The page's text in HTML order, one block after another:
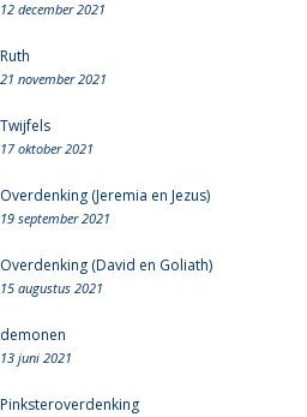
12 december 2021
Ruth
21 november 2021
Twijfels
17 oktober 2021
Overdenking (Jeremia en Jezus)
19 september 2021
Overdenking (David en Goliath)
15 augustus 2021
demonen
13 juni 2021
Pinksteroverdenking